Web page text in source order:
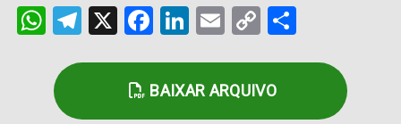
WhatsApp
Telegram
X Facebook
LinkedIn
Email
Copy
BAIXAR ARQUIVO